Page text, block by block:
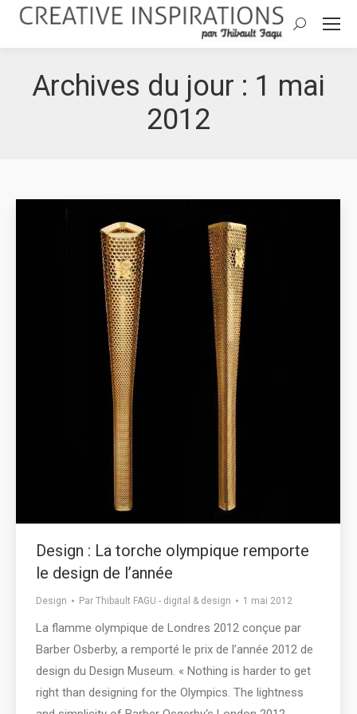
Search:
Archives du jour : 1 mai
2012
Design : La torche olympique remporte
le design de l’année
Design Par Thibault FAGU - digital & design 1 mai 2012
La flamme olympique de Londres 2012 conçue par
Barber Osberby, a remporté le prix de l’année 2012 de
design du Design Museum. « Nothing is harder to get
right than designing for the Olympics. The lightness